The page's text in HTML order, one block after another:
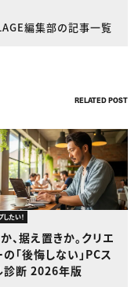
編集部の記事一覧
RELATED POST
したい！
、据え置きか。クリエ
「後悔しない」PCス
診断 2026年版